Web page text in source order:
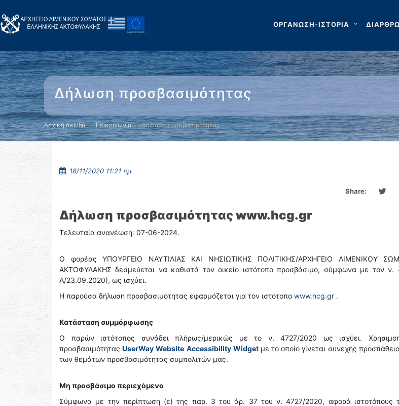
ΟΡΓΑΝΩΣΗ-ΙΣΤΟΡΙΑ
Δήλωση προσβασιμότητας
Αρχική σελίδα Επικοινωνία Δήλωση προσβασιμότητας
18/11/2020 11:21 πμ.
Share:
Δήλωση προσβασιμότητας www.hcg.gr
Τελευταία ανανέωση: 07-06-2024.
Ο φορέας ΥΠΟΥΡΓΕΙΟ ΝΑΥΤΙΛΙΑΣ ΚΑΙ ΝΗΣΙΩΤΙΚΗΣ ΠΟΛΙΤΙΚΗΣ/ΑΡΧΗΓΕΙΟ ΛΙΜΕΝΙΚΟΥ
ΑΚΤΟΦΥΛΑΚΗΣ δεσμεύεται να καθιστά τον οικείο ιστότοπο προσβάσιμο, σύμφωνα με τον
Α/23.09.2020), ως ισχύει.
Η παρούσα δήλωση προσβασιμότητας εφαρμόζεται για τον ιστότοπο www.hcg.gr .
Κατάσταση συμμόρφωσης
Ο παρών ιστότοπος συνάδει πλήρως/μερικώς με το ν. 4727/2020 ως ισχύει.
προσβασιμότηταςUserWay Website Accessibility Widgetμε το οποίο γίνεται συνεχής
των θεμάτων προσβασιμότητας συμπολιτών μας.
Μη προσβάσιμο περιεχόμενο
Σύμφωνα με την περίπτωση (ε) της παρ. 3 του άρ. 37 του ν. 4727/2020, αφορά ιστοτόπους